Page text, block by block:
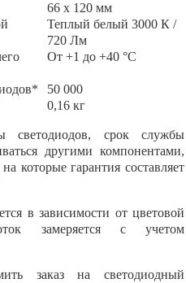
66 x 120 мм
Теплый белый 3000 К /
720 Лм
От +1 до +40 °С
50 000
0,16 кг
светодиодов, срок службы
другими компонентами,
которые гарантия составляет
в зависимости от цветовой
замеряется с учетом
заказ на светодиодный